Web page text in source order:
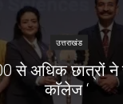
उत्तराखंड
से अधिक छात्रों ने
काॅलेज ‘